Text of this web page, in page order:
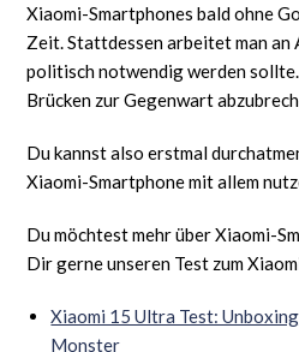
Xiaomi-Smartphones bald ohne
Zeit. Stattdessen arbeitet man
politisch notwendig werden
Brücken zur Gegenwart
Du kannst also erstmal
Xiaomi-Smartphone mit allem
Du möchtest mehr über Xiaomi-
Dir gerne unseren Test zum
Xiaomi 15 Ultra Test:
Monster